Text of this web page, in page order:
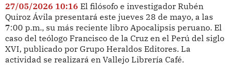
27/05/2026 10:16 El filósofo e investigador Rubén
Quiroz Ávila presentará este jueves 28 de mayo, a las
7:00 p.m., su más reciente libro Apocalipsis peruano. El
caso del teólogo Francisco de la Cruz en el Perú del siglo
XVI, publicado por Grupo Heraldos Editores. La
actividad se realizará en Vallejo Librería Café.